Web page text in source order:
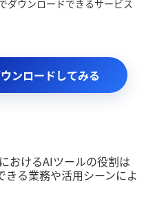
ダウンロードできるサービス
ンロードしてみる
おけるAIツールの役割は
る業務や活用シーンによ